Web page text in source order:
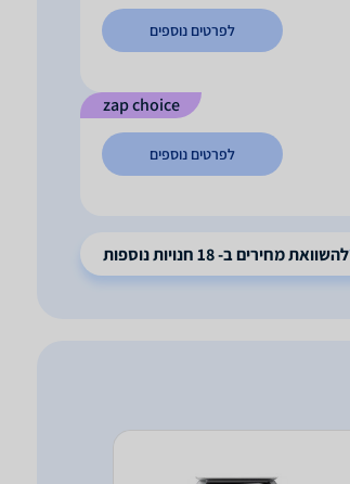
לפרטים נוספים
zap choice
לפרטים נוספים
להשוואת מחירים ב- 18 חנויות נוספות